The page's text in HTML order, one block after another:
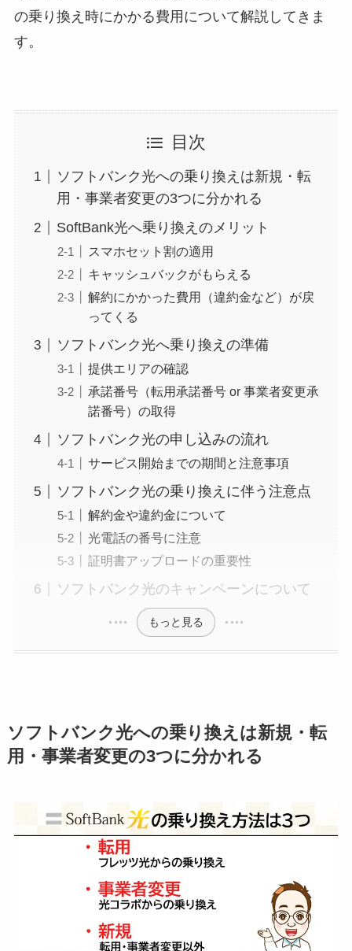
の乗り換え時にかかる費用について解説してきま
す。
目次
ソフトバンク光への乗り換えは新規・転
用・事業者変更の3つに分かれる
SoftBank光へ乗り換えのメリット
スマホセット割の適用
キャッシュバックがもらえる
解約にかかった費用（違約金など）が戻
ってくる
ソフトバンク光へ乗り換えの準備
提供エリアの確認
承諾番号（転用承諾番号 or 事業者変更承
諾番号）の取得
ソフトバンク光の申し込みの流れ
サービス開始までの期間と注意事項
ソフトバンク光の乗り換えに伴う注意点
解約金や違約金について
光電話の番号に注意
証明書アップロードの重要性
ソフトバンク光のキャンペーンについて
もっと見る
ソフトバンク光への乗り換えは新規・転
用・事業者変更の3つに分かれる